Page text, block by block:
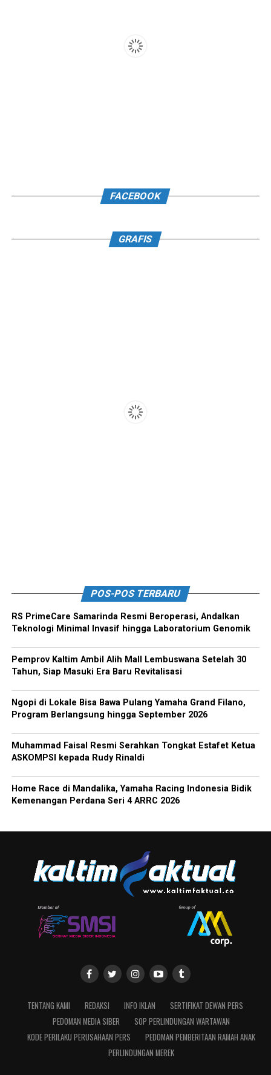
FACEBOOK
GRAFIS
POS-POS TERBARU
RS PrimeCare Samarinda Resmi Beroperasi, Andalkan
Teknologi Minimal Invasif hingga Laboratorium Genomik
Pemprov Kaltim Ambil Alih Mall Lembuswana Setelah 30
Tahun, Siap Masuki Era Baru Revitalisasi
Ngopi di Lokale Bisa Bawa Pulang Yamaha Grand Filano,
Program Berlangsung hingga September 2026
Muhammad Faisal Resmi Serahkan Tongkat Estafet Ketua
ASKOMPSI kepada Rudy Rinaldi
Home Race di Mandalika, Yamaha Racing Indonesia Bidik
Kemenangan Perdana Seri 4 ARRC 2026
TENTANG KAMI REDAKSI INFO IKLAN
SERTIFIKAT DEWAN PERS
PEDOMAN MEDIA SIBER
SOP PERLINDUNGAN WARTAWAN
KODE PERILAKU PERUSAHAAN PERS
PEDOMAN PEMBERITAAN RAMAH ANAK
PERLINDUNGAN MEREK